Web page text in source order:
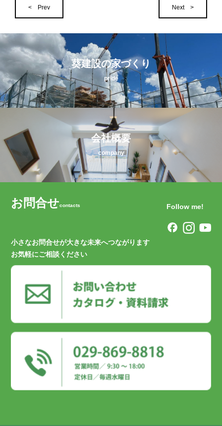
< Prev Next >
会社概要
company
葵建設の家づくり
pride
お問合せcontacts
小さなお問合せが大きな未来へつながります
お気軽にご相談ください
Follow me!